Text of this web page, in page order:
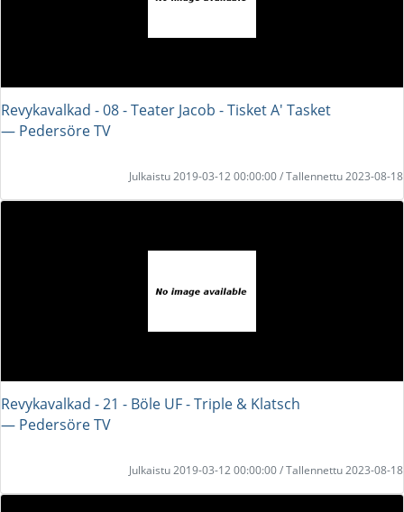
Revykavalkad - 08 - Teater Jacob - Tisket A' Tasket
― Pedersöre TV
Julkaistu 2019-03-12 00:00:00 / Tallennettu 2023-08-18
Revykavalkad - 21 - Böle UF - Triple & Klatsch
― Pedersöre TV
Julkaistu 2019-03-12 00:00:00 / Tallennettu 2023-08-18